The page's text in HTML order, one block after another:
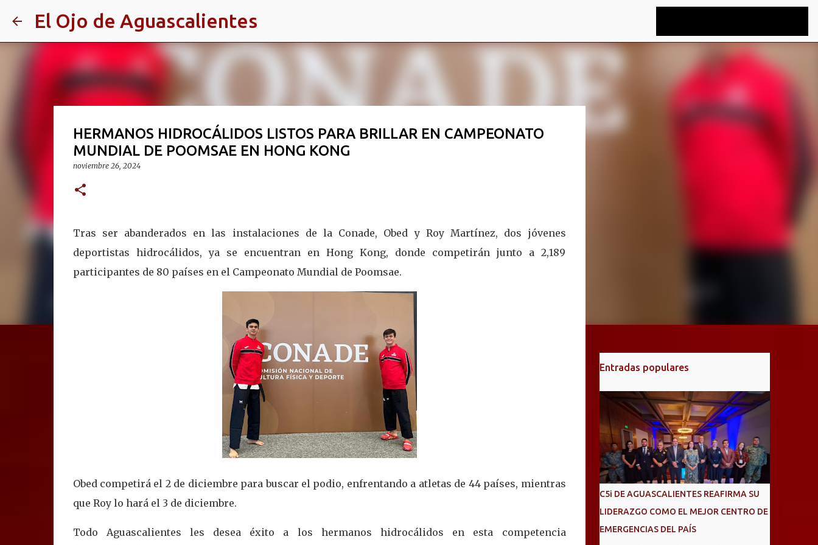
El Ojo de Aguascalientes
HERMANOS HIDROCÁLIDOS LISTOS PARA BRILLAR EN CAMPEONATO
MUNDIAL DE POOMSAE EN HONG KONG
noviembre 26, 2024
Tras ser abanderados en las instalaciones de la Conade, Obed y Roy Martínez, dos jóvenes
deportistas hidrocálidos, ya se encuentran en Hong Kong, donde competirán junto a 2,189
participantes de 80 países en el Campeonato Mundial de Poomsae.
Obed competirá el 2 de diciembre para buscar el podio, enfrentando a atletas de 44 países, mientras
que Roy lo hará el 3 de diciembre.
Todo Aguascalientes les desea éxito a los hermanos hidrocálidos en esta competencia
Entradas populares
C5i DE AGUASCALIENTES REAFIRMA SU
LIDERAZGO COMO EL MEJOR CENTRO DE
EMERGENCIAS DEL PAÍS